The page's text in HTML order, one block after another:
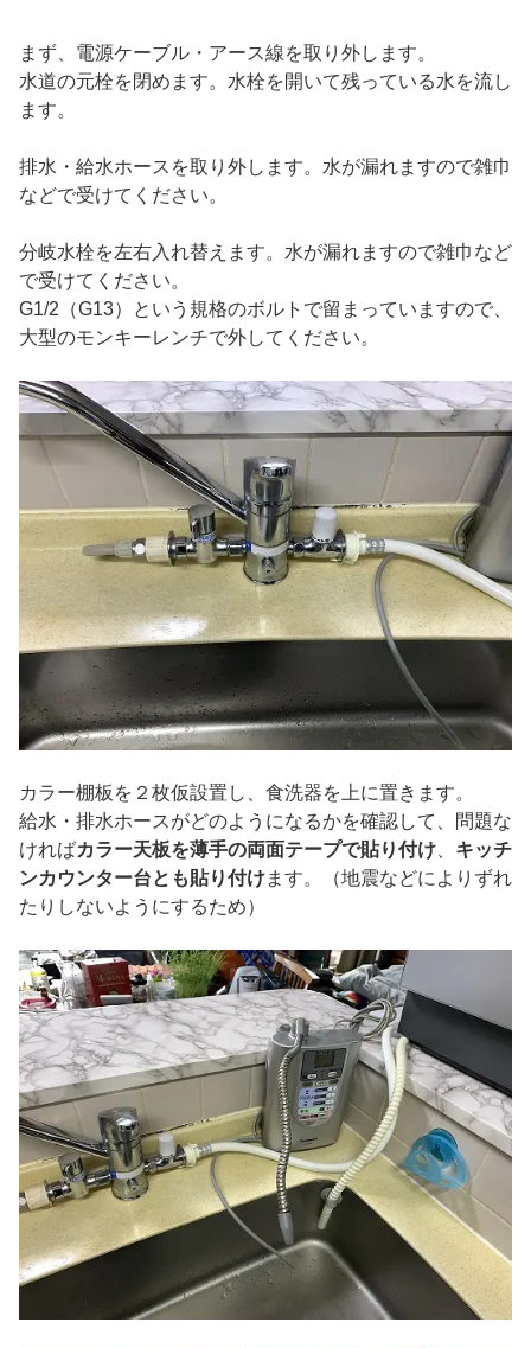
まず、電源ケーブル・アース線を取り外します。
水道の元栓を閉めます。水栓を開いて残っている水を流し
ます。
排水・給水ホースを取り外します。水が漏れますので雑巾
などで受けてください。
分岐水栓を左右入れ替えます。水が漏れますので雑巾など
で受けてください。
G1/2（G13）という規格のボルトで留まっていますので、
大型のモンキーレンチで外してください。
カラー棚板を２枚仮設置し、食洗器を上に置きます。
給水・排水ホースがどのようになるかを確認して、問題な
ければカラー天板を薄手の両面テープで貼り付け
キッチ
ンカウンター台とも貼り付けます。（地震などによりずれ
たりしないようにするため）